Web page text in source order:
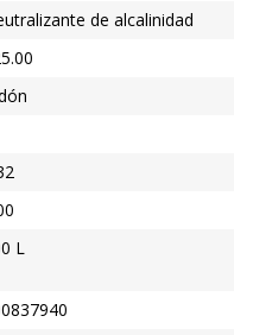
de alcalinidad
L